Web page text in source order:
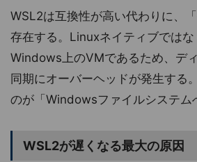
WSL2は互換性が高い代わりに、
存在する。Linuxネイティブでは
Windows上のVMであるため、デ
同期にオーバーヘッドが発生する
のが「Windowsファイルシステム
WSL2が遅くなる最大の原因